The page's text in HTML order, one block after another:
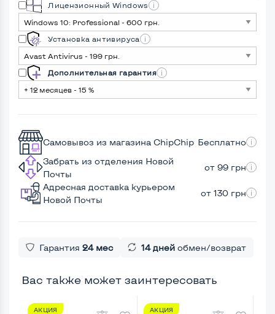
Лицензионный Windows
Установка антивируса
Дополнительная гарантия
Самовывоз из магазина ChipChip Бесплатно
Забрать из отделения Новой
Почты
от 99 грн
Адресная доставка курьером
Новой Почты
от 130 грн
Гарантия 24 мес 14 дней обмен/возврат
Вас также может заинтересовать
АКЦИЯ
АКЦИЯ